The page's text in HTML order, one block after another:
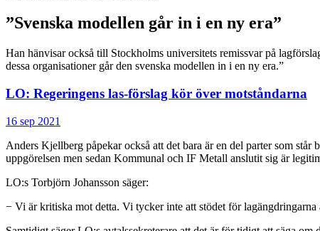
”Svenska modellen går in i en ny era”
Han hänvisar också till Stockholms universitets remissvar på
dessa organisationer går den svenska modellen in i en ny era.”
LO: Regeringens las-förslag kör över motståndarna
16 sep 2021
Anders Kjellberg påpekar också att det bara är en del parter som
uppgörelsen men sedan Kommunal och IF Metall anslutit sig är
LO:s Torbjörn Johansson säger:
− Vi är kritiska mot detta. Vi tycker inte att stödet för